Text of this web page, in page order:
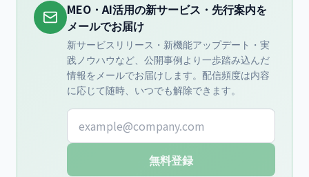
MEO・AI活用の新サービス・先行案内を
メールでお届け
新サービスリリース・新機能アップデート・実
践ノウハウなど、公開事例より一歩踏み込んだ
情報をメールでお届けします。配信頻度は内容
に応じて随時、いつでも解除できます。
メールアドレス
無料登録